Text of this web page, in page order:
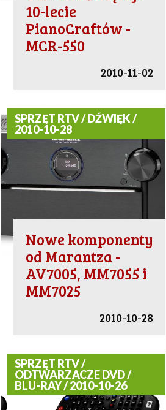
10-lecie
PianoCraftów -
MCR-550
2010-11-02
SPRZĘT RTV / DŹWIĘK /
2010-10-28
Nowe komponenty
od Marantza -
AV7005, MM7055 i
MM7025
2010-10-28
SPRZĘT RTV /
ODTWARZACZE DVD /
BLU-RAY / 2010-10-26